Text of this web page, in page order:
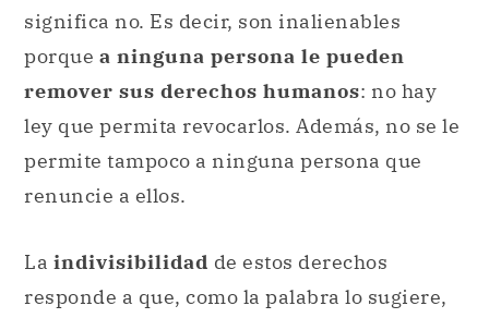
significa no. Es decir, son inalienables
porque a ninguna persona le pueden
remover sus derechos humanos: no hay
ley que permita revocarlos. Además, no se le
permite tampoco a ninguna persona que
renuncie a ellos.
La indivisibilidad de estos derechos
responde a que, como la palabra lo sugiere,